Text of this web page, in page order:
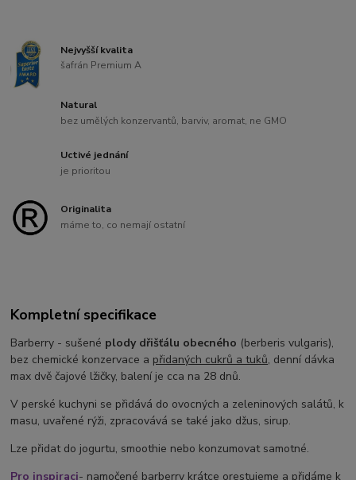
Nejvyšší kvalita
šafrán Premium A
Natural
bez umělých konzervantů, barviv, aromat, ne GMO
Uctivé jednání
je prioritou
Originalita
máme to, co nemají ostatní
Kompletní specifikace
Barberry - sušené plody dřišťálu obecného (berberis vulgaris),
bez chemické konzervace a přidaných cukrů a tuků, denní dávka
max dvě čajové lžičky, balení je cca na 28 dnů.
V perské kuchyni se přidává do ovocných a zeleninových salátů, k
masu, uvařené rýži, zpracovává se také jako džus, sirup.
Lze přidat do jogurtu, smoothie nebo konzumovat samotné.
Pro inspiraci- namočené barberry krátce orestujeme a přidáme k